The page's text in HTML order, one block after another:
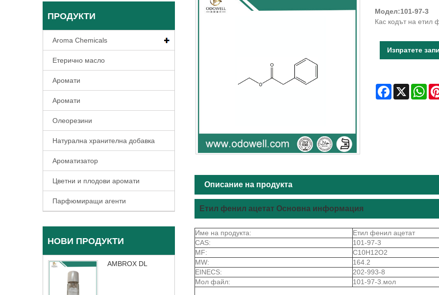
ПРОДУКТИ
Aroma Chemicals
Етерично масло
Аромати
Аромати
Олеорезини
Натурална хранителна добавка
Ароматизатор
Цветни и плодови аромати
Парфюмиращи агенти
НОВИ ПРОДУКТИ
AMBROX DL
Модел:101-97-3
Кас кодът на етил
Изпратете
Facebook
X
Описание на продукта
Етил фенил ацетат Основна информация
Име на продукта:
Етил фенил ацетат
CAS:
101-97-3
MF:
C10H12O2
MW:
164.2
EINECS:
202-993-8
Мол файл:
101-97-3.мол